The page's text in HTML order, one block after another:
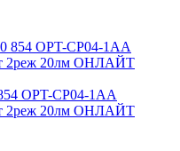
OPT-CP04-1AA
2реж 20лм ОНЛАЙТ